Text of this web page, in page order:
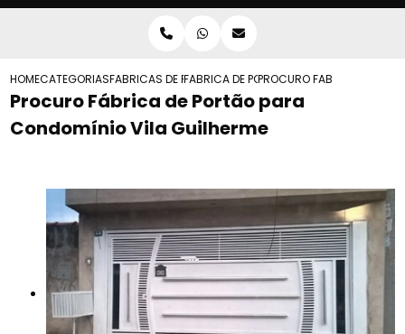
HOMECATEGORIASFABRICAS DE PORTOESFABRICA DE PORTAO DE CORRER
PROCURO FABRICA DE
Procuro Fábrica de Portão para
Condomínio Vila Guilherme